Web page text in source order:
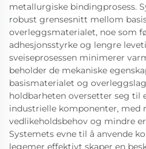
metallurgiske bindingprosess.
robust grensesnitt mellom
overleggsmaterialet, noe som
adhesjonsstyrke og lengre
sveiseprosessen minimerer
beholder de mekaniske
basismaterialet og
holdbarheten oversetter seg til
industrielle komponenter, med
vedlikeholdsbehov og mindre
Systemets evne til å anvende
legemer effektivt skaper en